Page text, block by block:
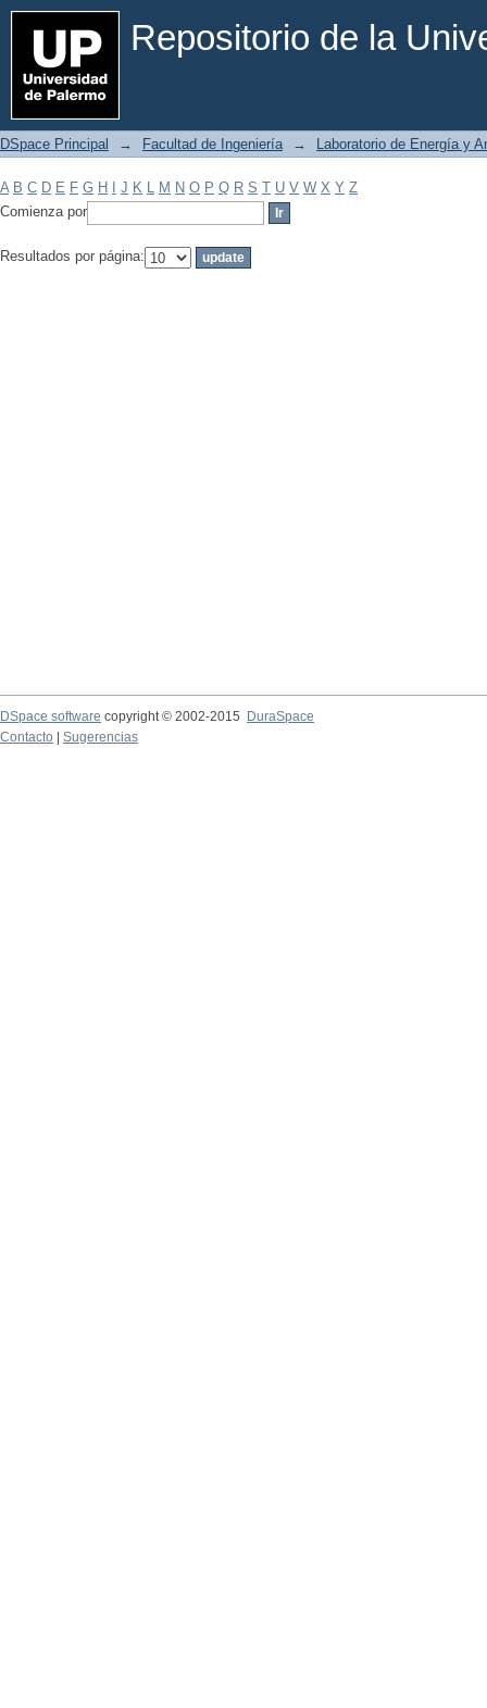
Repositorio de la
Filtrar por: Materia
DSpace Principal → Facultad de Ingeniería → Laboratorio de Energía y
A B C D E F G H J K L M N O P Q R S T U V W X Y Z
Comienza por
Resultados por página:
DSpace software copyright © 2002-2015
DuraSpace
Contacto
Sugerencias